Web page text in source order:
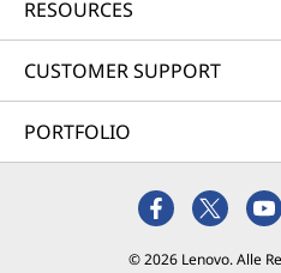
RESOURCES
CUSTOMER SUPPORT
PORTFOLIO
© 2026 Lenovo. Alle